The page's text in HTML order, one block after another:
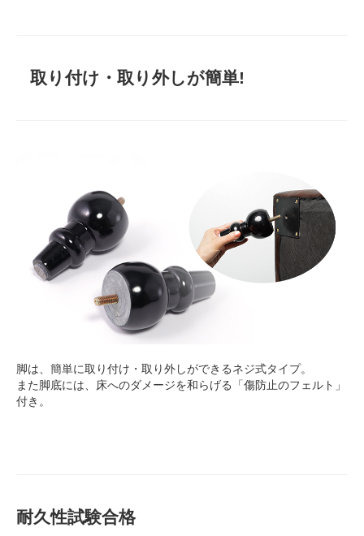
取り付け・取り外しが簡単!
脚は、簡単に取り付け・取り外しができるネジ式タイプ。
また脚底には、床へのダメージを和らげる「傷防止のフェルト」
付き。
耐久性試験合格